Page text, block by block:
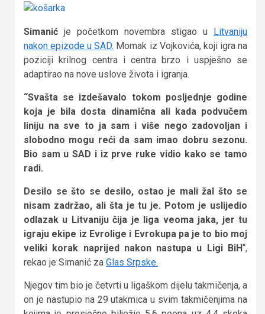
Simanić je početkom novembra stigao u Litvaniju
nakon epizode u SAD. Momak iz Vojkovića, koji igra na
poziciji krilnog centra i centra brzo i uspješno se
adaptirao na nove uslove života i igranja.
“Svašta se izdešavalo tokom posljednje godine
koja je bila dosta dinamična ali kada podvučem
liniju na sve to ja sam i više nego zadovoljan i
slobodno mogu reći da sam imao dobru sezonu.
Bio sam u SAD i iz prve ruke vidio kako se tamo
radi.
Desilo se što se desilo, ostao je mali žal što se
nisam zadržao, ali šta je tu je. Potom je uslijedio
odlazak u Litvaniju čija je liga veoma jaka, jer tu
igraju ekipe iz Evrolige i Evrokupa pa je to bio moj
veliki korak naprijed nakon nastupa u Ligi BiH“,
rekao je Simanić za Glas Srpske.
Njegov tim bio je četvrti u ligaškom dijelu takmičenja, a
on je nastupio na 29 utakmica u svim takmičenjima na